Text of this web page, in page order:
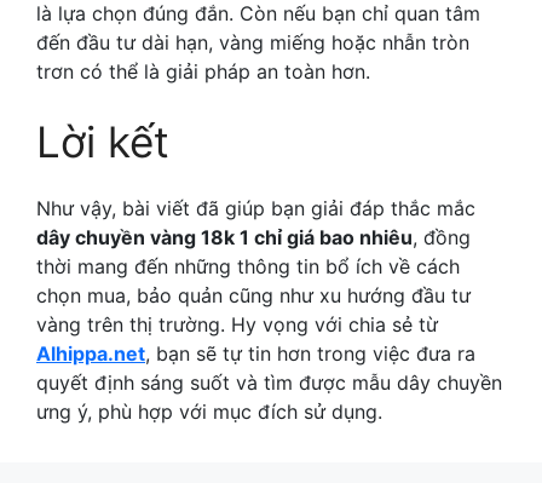
là lựa chọn đúng đắn. Còn nếu bạn chỉ quan tâm
đến đầu tư dài hạn, vàng miếng hoặc nhẫn tròn
trơn có thể là giải pháp an toàn hơn.
Lời kết
Như vậy, bài viết đã giúp bạn giải đáp thắc mắc
dây chuyền vàng 18k 1 chỉ giá bao nhiêu, đồng
thời mang đến những thông tin bổ ích về cách
chọn mua, bảo quản cũng như xu hướng đầu tư
vàng trên thị trường. Hy vọng với chia sẻ từ
Alhippa.net, bạn sẽ tự tin hơn trong việc đưa ra
quyết định sáng suốt và tìm được mẫu dây chuyền
ưng ý, phù hợp với mục đích sử dụng.